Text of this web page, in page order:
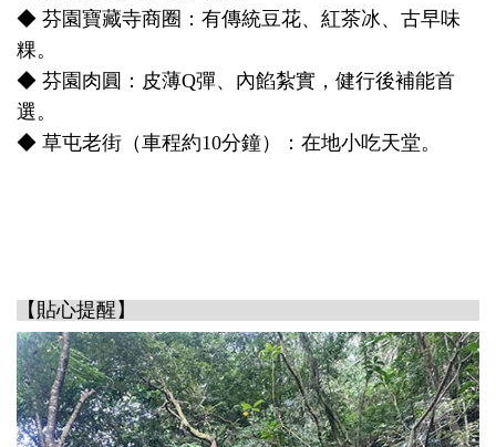
◆ 芬園寶藏寺商圈：有傳統豆花、紅茶冰、古早味
粿。
◆ 芬園肉圓：皮薄Q彈、內餡紮實，健行後補能首
選。
◆ 草屯老街（車程約10分鐘）：在地小吃天堂。
【貼心提醒】